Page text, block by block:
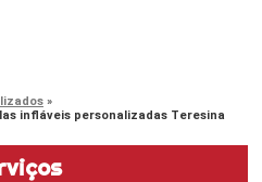
infláveis personalizadas Teresina